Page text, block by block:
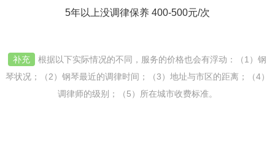
5年以上没调律保养 400-500元/次
补充
根据以下实际情况的不同，服务的价格也会有浮动：（1）钢
琴状况；（2）钢琴最近的调律时间；（3）地址与市区的距离；（4）
调律师的级别；（5）所在城市收费标准。